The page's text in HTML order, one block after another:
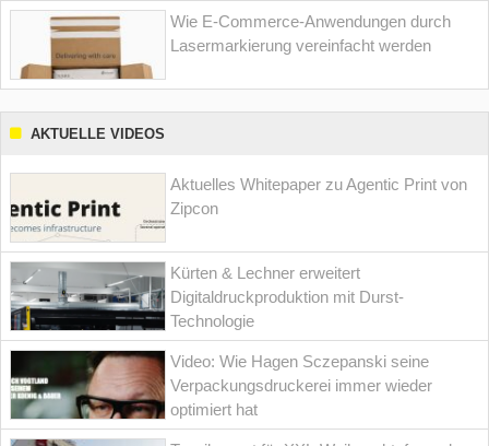
Wie E-Commerce-Anwendungen durch
Lasermarkierung vereinfacht werden
AKTUELLE VIDEOS
Aktuelles Whitepaper zu Agentic Print von
Zipcon
Kürten & Lechner erweitert
Digitaldruckproduktion mit Durst-
Technologie
Video: Wie Hagen Sczepanski seine
Verpackungsdruckerei immer wieder
optimiert hat